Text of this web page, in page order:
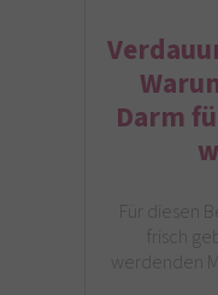
Darm
Für diesen
frisch
werdenden